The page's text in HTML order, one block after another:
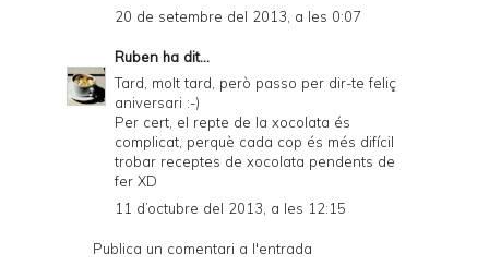
20 de setembre del 2013, a les 0:07
Ruben ha dit...
Tard, molt tard, però passo per dir-te feliç
aniversari :-)
Per cert, el repte de la xocolata és
complicat, perquè cada cop és més difícil
trobar receptes de xocolata pendents de
fer XD
11 d’octubre del 2013, a les 12:15
Publica un comentari a l'entrada